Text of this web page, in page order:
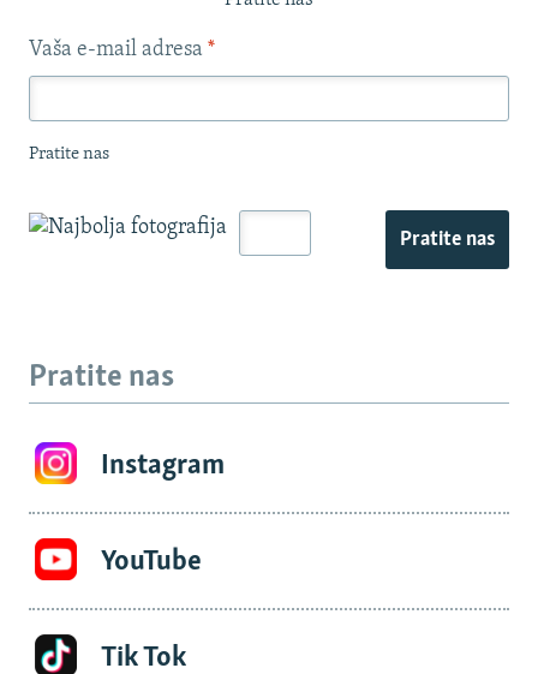
Vaša e-mail adresa *
Pratite nas
Pratite nas
Pratite nas
Instagram
YouTube
Tik Tok